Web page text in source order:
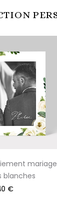
mariage
blanches
€